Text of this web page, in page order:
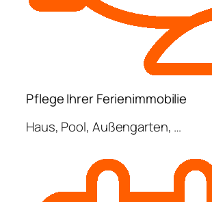
Pflege Ihrer Ferienimmobilie
Haus, Pool, Außengarten, …